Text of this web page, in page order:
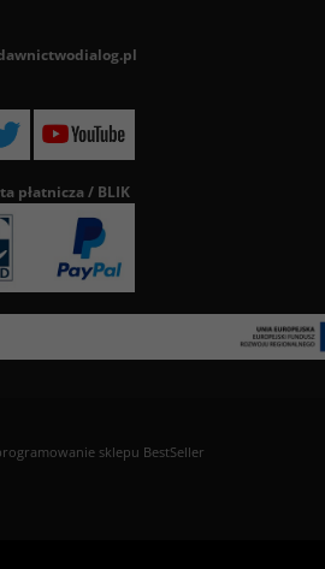
płatnicza / BLIK
sklepu BestSeller